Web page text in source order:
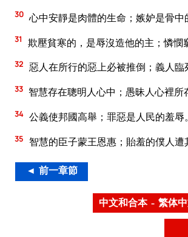
30 心中安靜是肉體的生命；嫉妒是骨中
31 欺壓貧寒的，是辱沒造他的主；憐憫
32 惡人在所行的惡上必被推倒；義人臨
33 智慧存在聰明人心中；愚昧人心裡所
34 公義使邦國高舉；罪惡是人民的羞辱。
35 智慧的臣子蒙王恩惠；貽羞的僕人遭
◄ 前一章節
中文和合本 – 繁体中